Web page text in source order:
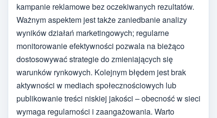
kampanie reklamowe bez oczekiwanych rezultatów.
Ważnym aspektem jest także zaniedbanie analizy
wyników działań marketingowych; regularne
monitorowanie efektywności pozwala na bieżąco
dostosowywać strategie do zmieniających się
warunków rynkowych. Kolejnym błędem jest brak
aktywności w mediach społecznościowych lub
publikowanie treści niskiej jakości – obecność w sieci
wymaga regularności i zaangażowania. Warto